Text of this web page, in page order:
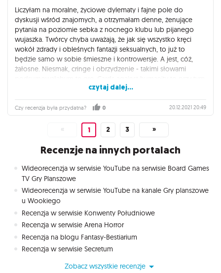
Liczyłam na moralne, życiowe dylematy i fajne pole do
dyskusji wśród znajomych, a otrzymałam denne, żenujące
pytania na poziomie sebka z nocnego klubu lub pijanego
wujaszka. Twórcy chyba uważają, że jak się wszystko kręci
wokół zdrady i obleśnych fantazji seksualnych, to już to
będzie samo w sobie śmieszne i kontrowersje. A jest, cóż,
żałosne. Niesmak, cringe i obrzydzenie - takimi słowami
gra dla śmietanki towarzyskiej. Pomijam już to, że większość
"dylematów" jest napisane z poziomu mężczyzny (choć i tu
ciężko to przenieść na inną płeć, bo czasami pytania odnoszą
się wręcz do posiadanych genitaliów), co momentami jeszcze
bardziej utrudnia rozgrywkę, jeśli już próbuje się jej w
podchmielonych gronie bliskich, zaufanych przyjaciół. Nie
polecam, jest o wiele więcej tańszych i fajniejszych gier do
posiedzenia przy piwie czy innym trunku.
czytaj dalej...
Czy recenzja była przydatna? 0 20.12.2021 20:49
« 1 2 3 »
Recenzje na innych portalach
Wideorecenzja w serwisie YouTube na serwisie Board Games
TV Gry Planszowe
Wideorecenzja w serwisie YouTube na kanale Gry planszowe
u Wookiego
Recenzja w serwisie Konwenty Południowe
Recenzja w serwisie Arena Horror
Recenzja na blogu Fantasy-Bestiarium
Recenzja w serwisie Secretum
Zobacz wszystkie recenzje